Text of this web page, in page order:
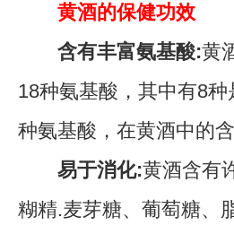
黄酒的保健功效
含有丰富氨基酸:黄
18种氨基酸，其中有8
种氨基酸，在黄酒中的
易于消化:黄酒含有
糊精.麦芽糖、葡萄糖、